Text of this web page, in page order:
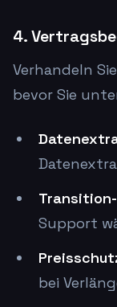
4.
Verhandeln
bevor Sie
Support
bei